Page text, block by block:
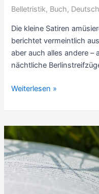
Bild,
Oliver
Maria
Schmitt
(2001)
–
Belletristik, Buch,
Die kleine Satiren
berichtet vermeintlich
aber auch alles andere –
nächtliche
Lese-
Erzählungen
Bernd
Cailloux:
german
writing
(2006)
Weiterlesen »